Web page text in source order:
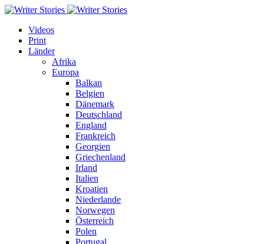
Videos
Print
Länder
Afrika
Europa
Balkan
Belgien
Dänemark
Deutschland
England
Frankreich
Georgien
Griechenland
Irland
Italien
Kroatien
Niederlande
Norwegen
Österreich
Polen
Portugal